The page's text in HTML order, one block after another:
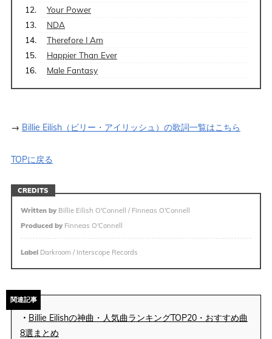
Your Power
NDA
Therefore I Am
Happier Than Ever
Male Fantasy
→ Billie Eilish（ビリー・アイリッシュ）の歌詞一覧はこちら
TOPに戻る
CREDITS
Written byBillie Eilish O'Connell / Finneas O'Connell
Produced byFinneas O'Connell
LabelDarkroom / Interscope Records
関連記事
・ Billie Eilishの神曲・人気曲ランキングTOP20・おすすめ曲
8選まとめ